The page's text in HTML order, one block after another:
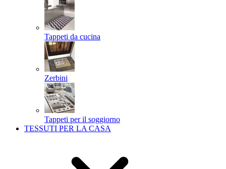
Tappeti da cucina
Zerbini
Tappeti per il soggiorno
TESSUTI PER LA CASA